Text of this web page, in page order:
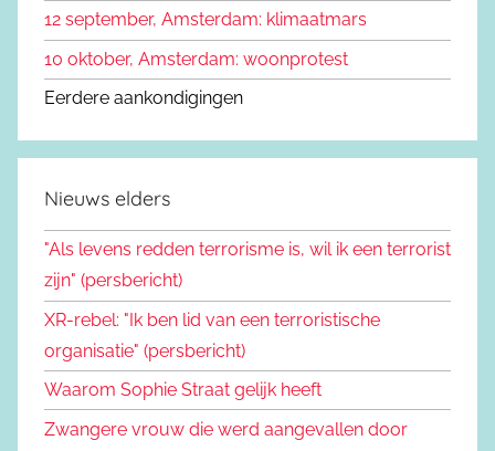
12 september, Amsterdam: klimaatmars
10 oktober, Amsterdam: woonprotest
Eerdere aankondigingen
Nieuws elders
"Als levens redden terrorisme is, wil ik een terrorist
zijn" (persbericht)
XR-rebel: "Ik ben lid van een terroristische
organisatie" (persbericht)
Waarom Sophie Straat gelijk heeft
Zwangere vrouw die werd aangevallen door